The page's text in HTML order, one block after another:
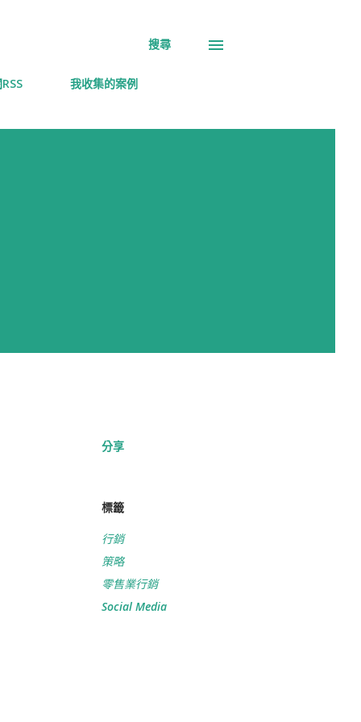
搜尋
我收集的案例
分享
標籤
行銷
策略
零售業行銷
Social Media